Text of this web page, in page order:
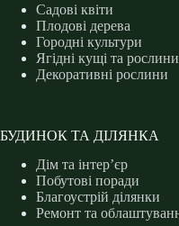
Садові квіти
Плодові дерева
Городні культури
Ягідні кущі та рослини
Декоративні рослини
БУДИНОК ТА ДІЛЯНКА
Дім та інтер’єр
Побутові поради
Благоустрій ділянки
Ремонт та